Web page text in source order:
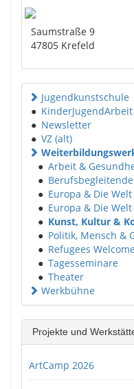
Saumstraße 9
47805 Krefeld
Jugendkunstschule
● KinderJugendArbeit
● Newsletter
● VZ (alt)
● Arbeit &
●
● Europa & Die
● Europa & Die Welt
● Kunst, Kultur &
● Politik, Mensch &
● Refugees Welcome
● Tagesseminare
● Theater
Werkbühne
Projekte und
ArtCamp 2026